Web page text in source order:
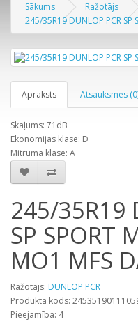
Sākums Ražotājs
245/35R19 DUNLOP PCR SP
Apraksts Atsauksmes
Skaļums: 71dB
Ekonomijas klase: D
Mitruma klase: A
245/35R19
SP SPORT
MO1 MFS
Ražotājs: DUNLOP PCR
Produkta kods:
Pieejamība: 4